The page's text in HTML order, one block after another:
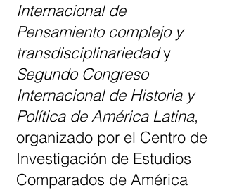
Internacional de
Pensamiento complejo y
transdisciplinariedady
Segundo Congreso
Internacional de Historia y
Política de América Latina,
organizado por el Centro de
Investigación de Estudios
Comparados de América